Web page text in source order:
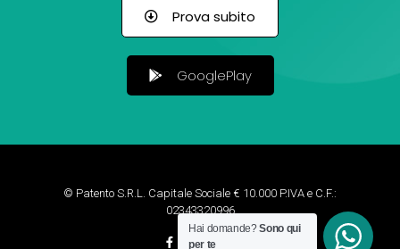
Prova subito
GooglePlay
© Patento S.R.L. Capitale Sociale € 10.000 P.IVA e C.F.:
02343320996
Hai domande?Sono qui
per te